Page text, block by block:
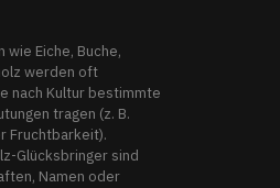
wie Eiche, Buche,
werden oft
nach Kultur bestimmte
tragen (z. B.
Fruchtbarkeit).
Glücksbringer sind
Namen oder